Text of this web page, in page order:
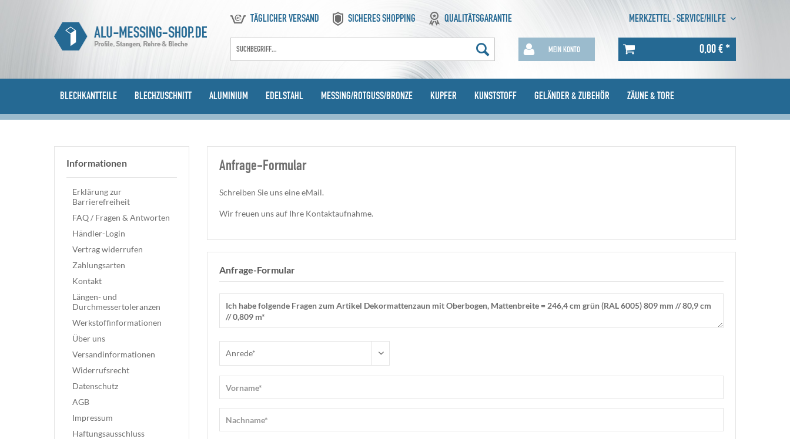
TÄGLICHER VERSAND SICHERES SHOPPING QUALITÄTSGARANTIE MERKZETTEL·SERVICE/HILFE
MEIN KONTO 0,00 € *
BLECHKANTTEILE BLECHZUSCHNITT ALUMINIUM EDELSTAHL MESSING/ROTGUSS/BRONZE KUPFER KUNSTSTOFF GELÄNDER & ZUBEHÖR ZÄUNE & TORE
Informationen
Erklärung zur
Barrierefreiheit
FAQ / Fragen & Antworten
Händler-Login
Vertrag widerrufen
Zahlungsarten
Kontakt
Längen- und
Durchmessertoleranzen
Werkstoffinformationen
Über uns
Versandinformationen
Widerrufsrecht
Datenschutz
AGB
Impressum
Haftungsausschluss
Anfrage-Formular
Schreiben Sie uns eine eMail.
Wir freuen uns auf Ihre Kontaktaufnahme.
Anfrage-Formular